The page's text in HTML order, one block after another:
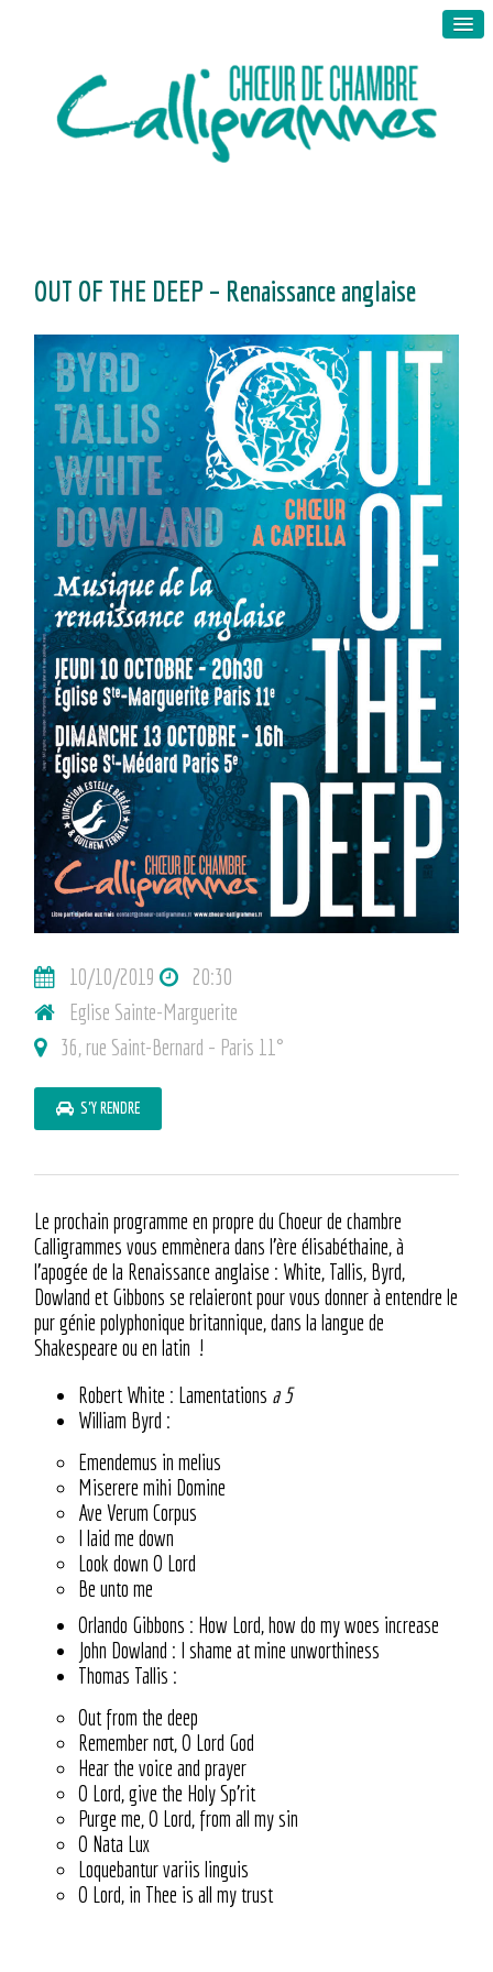
OUT OF THE DEEP – Renaissance anglaise
10/10/2019
20:30
Eglise Sainte-Marguerite
36, rue Saint-Bernard – Paris 11°
S'Y RENDRE
Le prochain programme en propre du Choeur de chambre
Calligrammes vous emmènera dans l’ère élisabéthaine, à
l’apogée de la Renaissance anglaise : White, Tallis, Byrd,
Dowland et Gibbons se relaieront pour vous donner à entendre le
pur génie polyphonique britannique, dans la langue de
Shakespeare ou en latin !
Robert White : Lamentations a 5
William Byrd :
Emendemus in melius
Miserere mihi Domine
Ave Verum Corpus
I laid me down
Look down O Lord
Be unto me
Orlando Gibbons : How Lord, how do my woes increase
John Dowland : I shame at mine unworthiness
Thomas Tallis :
Out from the deep
Remember not, O Lord God
Hear the voice and prayer
O Lord, give the Holy Sp’rit
Purge me, O Lord, from all my sin
O Nata Lux
Loquebantur variis linguis
O Lord, in Thee is all my trust